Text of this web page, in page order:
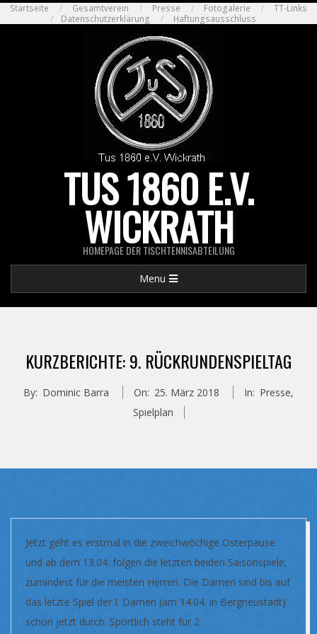
Skip
to
Startseite Gesamtverein Presse Fotogalerie
TT-Links
Datenschutzerklärung
Haftungsausschluss
TUS 1860 E.V.
WICKRATH
HOMEPAGE DER TISCHTENNISABTEILUNG
Navigation
Menu
KURZBERICHTE: 9. RÜCKRUNDENSPIELTAG
By: Dominic Barra On: 25. März 2018 In: Presse,
Spielplan
Jetzt geht es erstmal in die zweichwöchige Osterpause
und ab dem 13.04. folgen die letzten beiden Saisonspiele;
zumindest für die meisten Herren. Die Damen sind bis auf
das letzte Spiel der I. Damen (am 14.04. in Bergneustadt)
schon jetzt durch. Sportlich steht für 2